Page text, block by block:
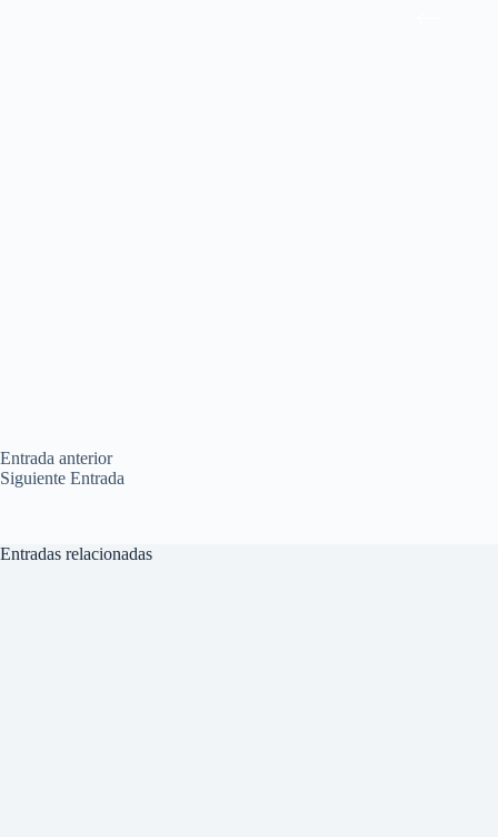
Entrada anterior
Siguiente Entrada
Entradas relacionadas